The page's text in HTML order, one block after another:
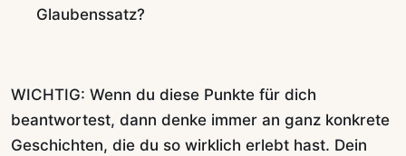
Glaubenssatz?
WICHTIG: Wenn du diese Punkte für dich
beantwortest, dann denke immer an ganz konkrete
Geschichten, die du so wirklich erlebt hast. Dein